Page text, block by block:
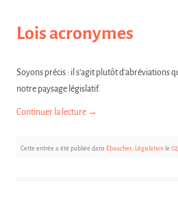
Lois acronymes
Soyons précis : il s’agit plutôt d’abréviations
notre paysage législatif.
Continuer la lecture →
Cette entrée a été publiée dans Ebauches, Législation le